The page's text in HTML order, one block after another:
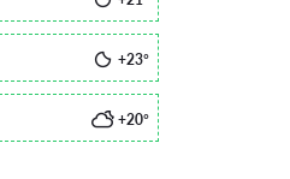
+23°
+20°